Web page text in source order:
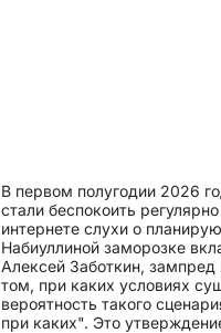
В первом полугодии 2026
стали беспокоить
интернете слухи о
Набиуллиной заморозке
Алексей Заботкин,
том, при каких условиях
вероятность такого
при каких". Это